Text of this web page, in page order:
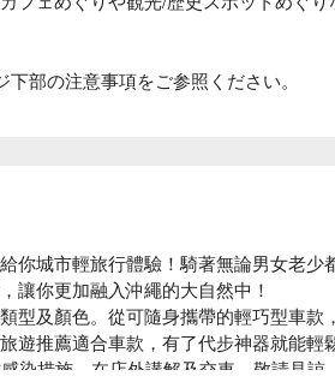
部の注意事項をご参照ください。
你城市輕旅行體驗！騎著無論男女老少
讓你更加融入沖繩的大自然中！
型及顏色。從可隨身攜帶的輕巧型車款
遊推薦適合車款，有了代步神器就能輕
染措施，在店外講解及交車，敬請見